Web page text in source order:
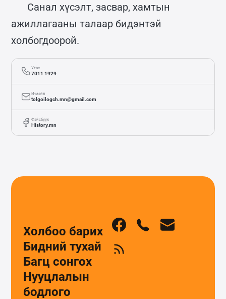
Санал хүсэлт, засвар, хамтын
ажиллагааны талаар бидэнтэй
холбогдоорой.
Утас
7011 1929
И-мэйл
tolgoilogch.mn@gmail.com
Фэйсбүүк
History.mn
Холбоо барих
Бидний тухай
Багц сонгох
Нууцлалын
бодлого